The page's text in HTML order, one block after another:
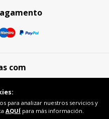
com
para analizar nuestros servicios y
AQUÍ para más información.